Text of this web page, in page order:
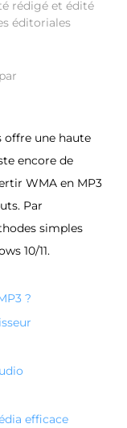
rédigé et édité
éditoriales
offre une haute
encore de
WMA en MP3
Par
simples
10/11.
?
efficace